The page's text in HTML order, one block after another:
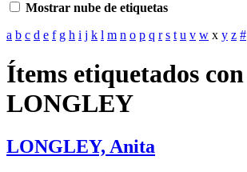
Mostrar nube de etiquetas
a b c d e f g h i j k l m n o p q r s t u v w x y z #
Ítems etiquetados con
LONGLEY
LONGLEY, Anita